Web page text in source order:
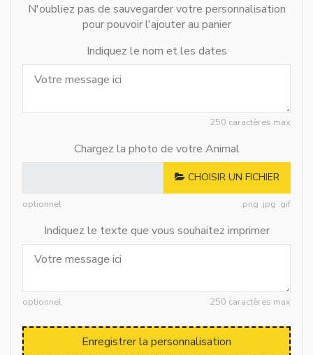
N'oubliez pas de sauvegarder votre personnalisation
pour pouvoir l'ajouter au panier
Indiquez le nom et les dates
250 caractères max
Chargez la photo de votre Animal
CHOISIR UN FICHIER
optionnel .png .jpg .gif
Indiquez le texte que vous souhaitez imprimer
optionnel 250 caractères max
Enregistrer la personnalisation